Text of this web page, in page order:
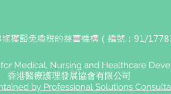
獲豁免繳稅的慈善機構（編號：91/
Medical, Nursing and Healthcare
香港醫療護理發展協會有限公司
by Professional Solutions